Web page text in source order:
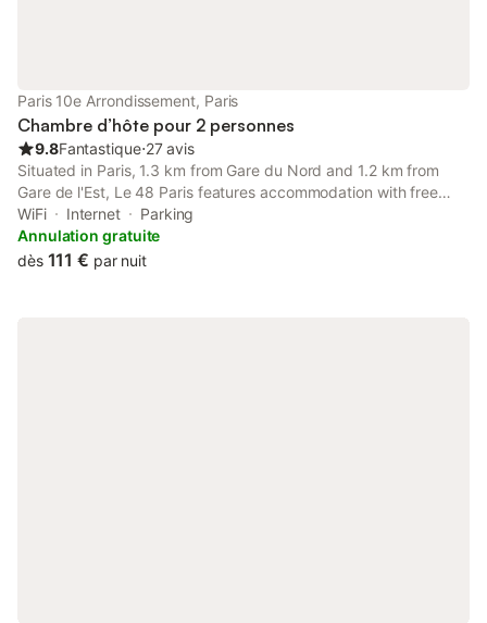
Paris 10e Arrondissement, Paris
Chambre d’hôte pour 2 personnes
9.8Fantastique⋅27 avis
Situated in Paris, 1.3 km from Gare du Nord and 1.2 km from
Gare de l'Est, Le 48 Paris features accommodation with free
WiFi in a historic building. It is set 1.5 km from Opéra Garnier
and offers a lift. Pompidou Centre is 1.
WiFi Internet
Parking
Annulation gratuite
dès 111 € par nuit